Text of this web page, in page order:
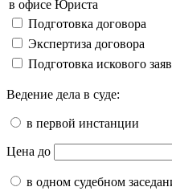
в офисе Юриста
Подготовка договора
Экспертиза договора
Подготовка искового
Ведение дела в суде:
в первой инстанции
Цена до
в одном судебном